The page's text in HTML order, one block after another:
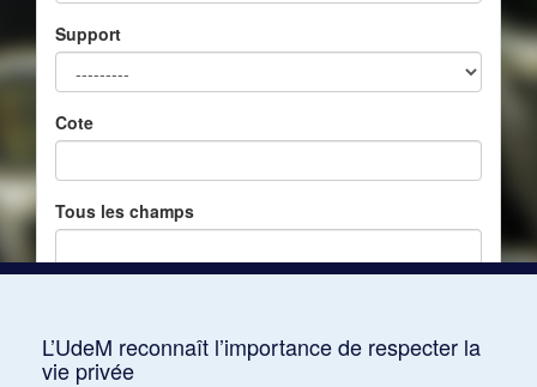
Support
Cote
Tous les champs
L’UdeM reconnaît l’importance de respecter la
vie privée